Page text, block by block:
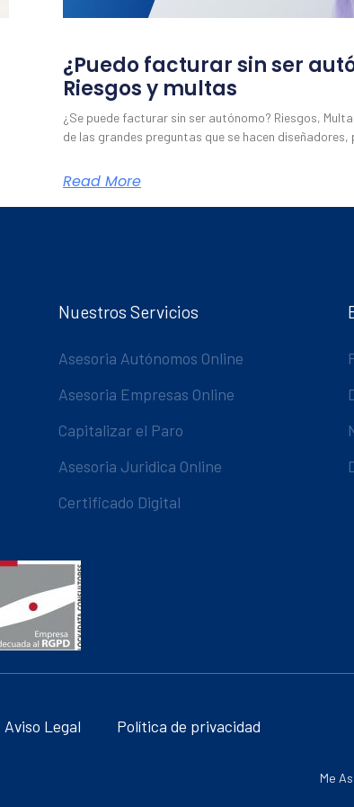
¿Puedo facturar sin ser
Riesgos y multas
¿Se puede facturar sin ser autónomo? Riesgos,
de las grandes preguntas que se hacen diseñadores,
Read More
Nuestros Servicios
Asesoria Autónomos Online
Asesoria Empresas Online
Capitalizar el Paro
Asesoria Juridica Online
Certificado Digital
Aviso Legal Política de privacidad
Me